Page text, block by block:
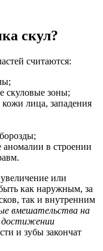
скул?
считаются:
зоны;
лица, западения
в строении
или
как наружным, за
так и внутренним
вмешательства на
достижении
и зубы закончат